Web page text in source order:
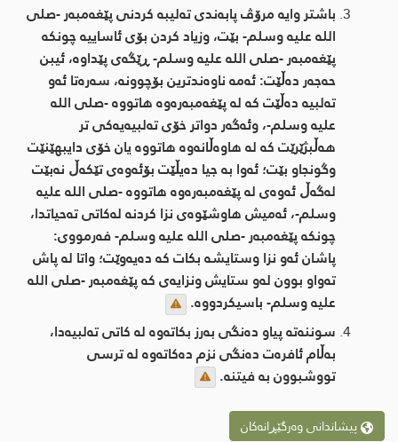
باشتر وایە مرۆڤ پابەندی تەلیبە كردنی پێغەمبەر -صلى
اللە علیە وسلم- بێت، وزیاد كردن بۆی ئاساییە چونكە
پێغەمبەر -صلى اللە علیە وسلم- ڕێگەی پێداوە، ئیبن
حەجەر دەڵێت: ئەمە ناوەندترین بۆچوونە، سەرەتا ئەو
تەلبیە دەڵێت كە لە پێغەمبەرەوە هاتووە -صلى اللە
علیە وسلم-، وئەگەر دواتر خۆی تەلبیەیەكی تر
هەڵبژێرێت كە لە هاوەڵانەوە هاتووە یان خۆی دایبهێنێت
وگونجاو بێت؛ ئەوا بە جیا دەیڵێت بۆئەوەی تێكەڵ نەبێت
لەگەڵ ئەوەی لە پێغەمبەرەوە هاتووە -صلى اللە علیە
وسلم-، ئەمیش هاوشێوەی نزا كردنە لەكاتی تەحیاتدا،
چونكە پێغەمبەر -صلى اللە علیە وسلم- فەرمووی:
پاشان ئەو نزا وستایشە بكات كە دەیەوێت؛ واتا لە پاش
تەواو بوون لەو ستایش ونزایەی كە پێغەمبەر -صلى اللە
علیە وسلم- باسیكردووە.
سوننەتە پیاو دەنگی بەرز بکاتەوە لە کاتی تەلبیەدا،
بەڵام ئافرەت دەنگی نزم دەکاتەوە لە ترسی
تووشبوون بە فیتنە.
پیشاندانی وەرگێڕانەکان